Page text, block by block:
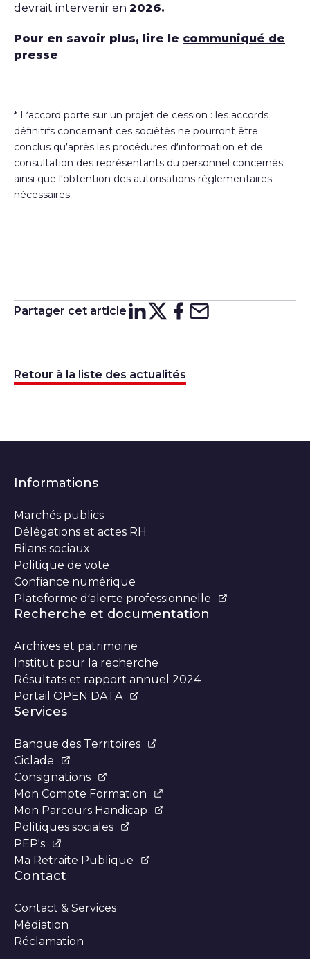
devrait intervenir en 2026.
Pour en savoir plus, lire le communiqué de
presse
* L’accord porte sur un projet de cession : les accords
définitifs concernant ces sociétés ne pourront être
conclus qu’après les procédures d’information et de
consultation des représentants du personnel concernés
ainsi que l’obtention des autorisations réglementaires
nécessaires.
Partager cet article Partager sur
Partager surX
Partager
Partager
Retour à la liste des actualités
Informations
Marchés publics
Délégations et actes RH
Bilans sociaux
Politique de vote
Confiance numérique
Plateforme d’alerte professionnelle
Recherche et documentation
Archives et patrimoine
Institut pour la recherche
Résultats et rapport annuel 2024
Portail OPEN DATA
Services
Banque des Territoires
Ciclade
Consignations
Mon Compte Formation
Mon Parcours Handicap
Politiques sociales
PEP's
Ma Retraite Publique
Contact
Contact & Services
Médiation
Réclamation